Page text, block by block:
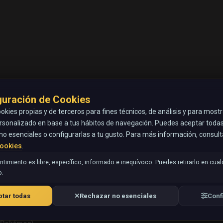
de Cookies
propias y de terceros para fines técnicos, de análisis y para
en base a tus hábitos de navegación. Puedes aceptar
esenciales o configurarlas a tu gusto. Para más información,
es libre, específico, informado e inequívoco. Puedes retirarlo en
todas Rechazar no esenciales